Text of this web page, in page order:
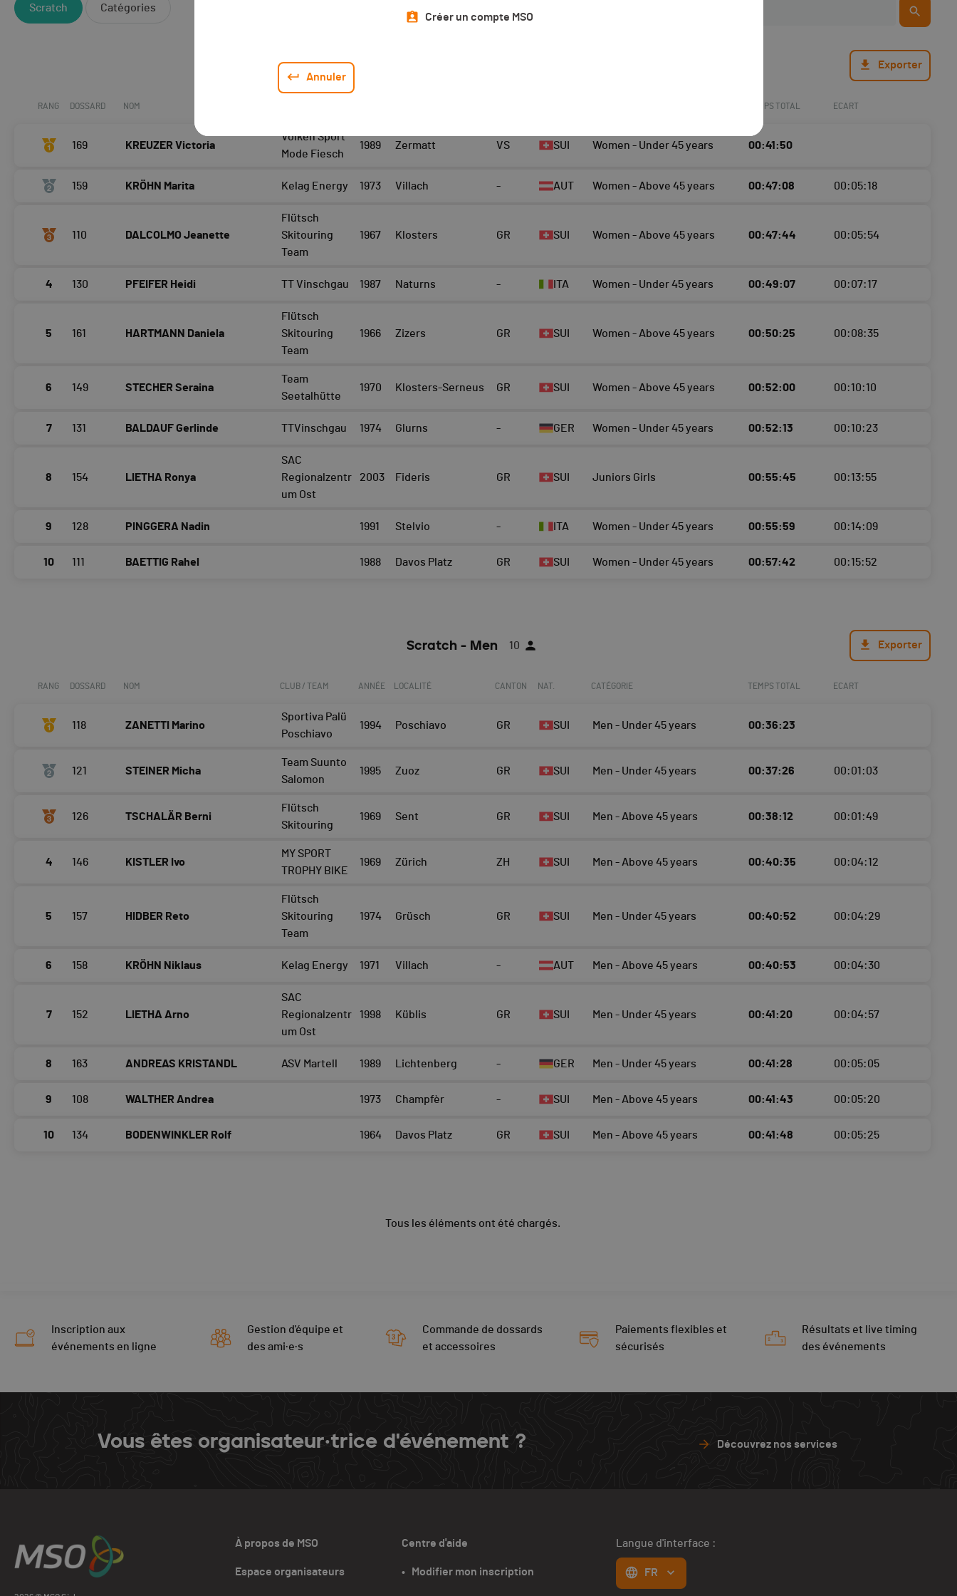
Créer un compte MSO
Annuler
Scratch Catégories Top 10 Scratch
Exporter
RANG DOSSARD NOM TEMPS TOTAL ECART
169 KREUZER Victoria
Volken Sport
Mode Fiesch
1989 Zermatt VS SUI Women - Under 45 years 00:41:50
159 KRÖHN Marita Kelag Energy 1973 Villach - AUT Women - Above 45 years 00:47:08 00:05:18
110 DALCOLMO Jeanette
Flütsch
Skitouring
Team
1967 Klosters GR SUI Women - Above 45 years 00:47:44 00:05:54
4 130 PFEIFER Heidi TT Vinschgau 1987 Naturns - ITA Women - Under 45 years 00:49:07 00:07:17
5 161 HARTMANN Daniela
Flütsch
Skitouring
Team
1966 Zizers GR SUI Women - Above 45 years 00:50:25 00:08:35
6 149 STECHER Seraina
Team
Seetalhütte
1970 Klosters-Serneus GR SUI Women - Above 45 years 00:52:00 00:10:10
7 131 BALDAUF Gerlinde TTVinschgau 1974 Glurns - GER Women - Under 45 years 00:52:13 00:10:23
8 154 LIETHA Ronya
SAC
Regionalzentr
um Ost
2003 Fideris GR SUI Juniors Girls 00:55:45 00:13:55
9 128 PINGGERA Nadin 1991 Stelvio - ITA Women - Under 45 years 00:55:59 00:14:09
10 111 BAETTIG Rahel 1988 Davos Platz GR SUI Women - Under 45 years 00:57:42 00:15:52
Scratch - Men 10 Exporter
RANG DOSSARD NOM CLUB / TEAM ANNÉE LOCALITÉ CANTON NAT. CATÉGORIE TEMPS TOTAL ECART
118 ZANETTI Marino
Sportiva Palü
Poschiavo
1994 Poschiavo GR SUI Men - Under 45 years 00:36:23
121 STEINER Micha
Team Suunto
Salomon
1995 Zuoz GR SUI Men - Under 45 years 00:37:26 00:01:03
126 TSCHALÄR Berni
Flütsch
Skitouring
1969 Sent GR SUI Men - Above 45 years 00:38:12 00:01:49
4 146 KISTLER Ivo
MY SPORT
TROPHY BIKE
1969 Zürich ZH SUI Men - Above 45 years 00:40:35 00:04:12
5 157 HIDBER Reto
Flütsch
Skitouring
Team
1974 Grüsch GR SUI Men - Under 45 years 00:40:52 00:04:29
6 158 KRÖHN Niklaus Kelag Energy 1971 Villach - AUT Men - Above 45 years 00:40:53 00:04:30
7 152 LIETHA Arno
SAC
Regionalzentr
um Ost
1998 Küblis GR SUI Men - Under 45 years 00:41:20 00:04:57
8 163 ANDREAS KRISTANDL ASV Martell 1989 Lichtenberg - GER Men - Under 45 years 00:41:28 00:05:05
9 108 WALTHER Andrea 1973 Champfèr - SUI Men - Above 45 years 00:41:43 00:05:20
10 134 BODENWINKLER Rolf 1964 Davos Platz GR SUI Men - Above 45 years 00:41:48 00:05:25
Tous les éléments ont été chargés.
Inscription aux
événements en ligne
Gestion d'équipe et
des ami·e·s
Commande de dossards
et accessoires
Paiements flexibles et
sécurisés
Résultats et live timing
des événements
Vous êtes organisateur·trice d'événement ? Découvrez nos services
À propos de MSO
Espace organisateurs
Centre d'aide
•   Modifier mon inscription
Langue d'interface :
FR